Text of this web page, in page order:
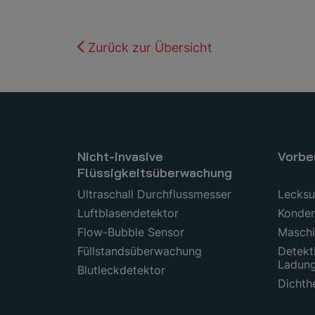
Zurück zur Übersicht
Nicht-invasive
Flüssigkeitsüberwachung
Ultraschall Durchflussmesser
Luftblasendetektor
Flow-Bubble Sensor
Füllstandsüberwachung
Blutleckdetektor